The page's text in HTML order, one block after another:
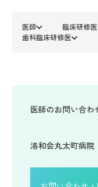
医師 臨床研修医
歯科臨床研修医
医師のお問い合
洛和会丸太町病院